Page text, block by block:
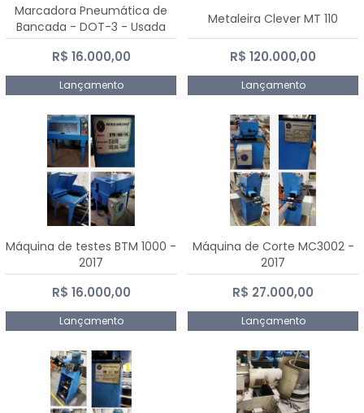
Marcadora Pneumática de
Bancada - DOT-3 - Usada
R$ 16.000,00
Lançamento
Metaleira Clever MT 110
R$ 120.000,00
Lançamento
Máquina de testes BTM 1000 -
2017
R$ 16.000,00
Lançamento
Máquina de Corte MC3002 -
2017
R$ 27.000,00
Lançamento